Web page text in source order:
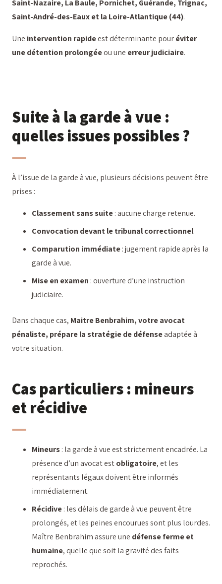
Saint-Nazaire, La Baule, Pornichet, Guérande, Trignac,
Saint-André-des-Eaux et la Loire-Atlantique (44).
Une intervention rapideest déterminante pouréviter
une détention prolongéeou une erreur judiciaire.
Suite à la garde à vue :
quelles issues possibles ?
À l’issue de la garde à vue, plusieurs décisions peuvent être
prises :
Classement sans suite: aucune charge retenue.
Convocation devant le tribunal correctionnel.
Comparution immédiate: jugement rapide après la
garde à vue.
Mise en examen : ouverture d’une instruction
judiciaire.
Dans chaque cas, Maitre Benbrahim, votre avocat
pénaliste, prépare la stratégie de défenseadaptée à
votre situation.
Cas particuliers : mineurs
et récidive
Mineurs: la garde à vue est strictement encadrée. La
présence d’un avocat estobligatoire, et les
représentants légaux doivent être informés
immédiatement.
Récidive: les délais de garde à vue peuvent être
prolongés, et les peines encourues sont plus lourdes.
Maître Benbrahim assure une défense ferme et
humaine, quelle que soit la gravité des faits
reprochés.